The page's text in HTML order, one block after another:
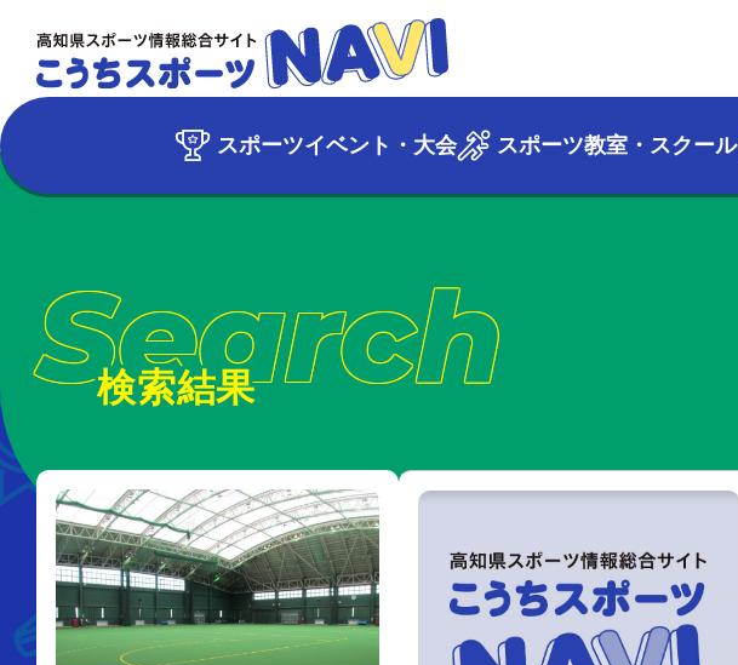
スポーツイベント・大会 スポーツ教室・スクール
Search
検索結果